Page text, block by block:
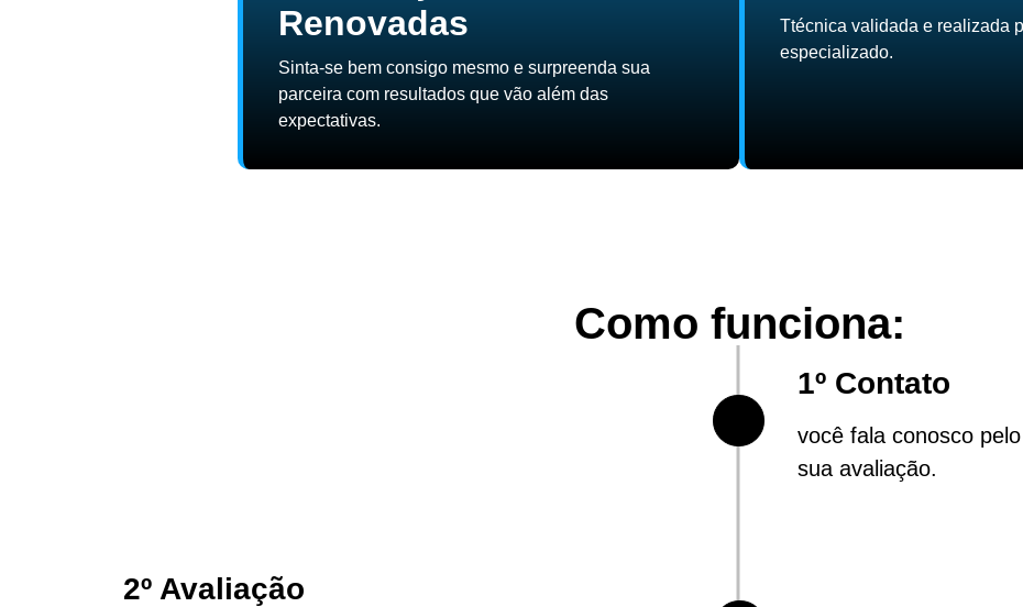
Renovadas
Sinta-se bem consigo mesmo e surpreenda sua
parceira com resultados que vão além das
expectativas.
Ttécnica validada e realizada
especializado.
Como funciona:
1º Contato
você fala conosco
sua avaliação.
2º Avaliação